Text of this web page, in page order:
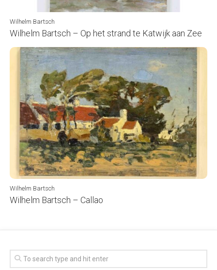
Wilhelm Bartsch
Wilhelm Bartsch – Op het strand te Katwijk aan Zee
Wilhelm Bartsch
Wilhelm Bartsch – Callao